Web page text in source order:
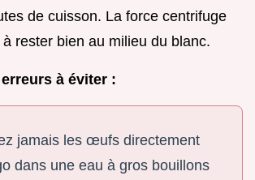
de cuisson. La force centrifuge
rester bien au milieu du blanc.
à éviter :
jamais les œufs directement
dans une eau à gros bouillons